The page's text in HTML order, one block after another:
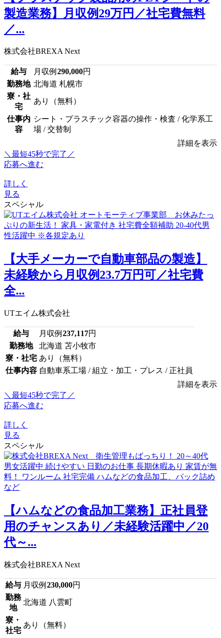
製造業務】月収例29万円／社宅費無料
／...
株式会社BREXA Next
給与 月収例 290,000円
勤務地 北海道 札幌市
寮・社
宅
あり（無料）
仕事内
容
シート・プラスチック容器の操作・検査 / 化学系工
場 / 交替制
詳細を表示
＼最短45秒で完了／
応募へ進む
詳しく
見る
スペシャル
【大手メーカーで自動車部品の製造】
未経験から月収例23.7万円可／社宅費
全...
UTエイム株式会社
給与 月収例 237,117円
勤務地
北海道 苫小牧市
寮・社宅 あり（無料）
仕事内容 自動車系工場 / 組立・加工・プレス / 正社員
詳細を表示
＼最短45秒で完了／
応募へ進む
詳しく
見る
スペシャル
【ハムなどの食品加工業務】正社員登
用のチャンスあり／未経験活躍中／20
代～...
株式会社BREXA Next
給与 月収例 230,000円
勤務
地
北海道 八雲町
寮・
社宅
あり（無料）